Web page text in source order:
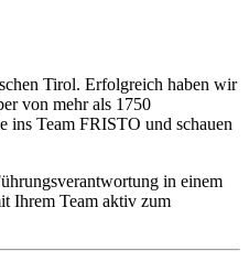
Tirol. Erfolgreich haben wir
von mehr als 1750
Team FRISTO und schauen
in einem
Ihrem Team aktiv zum